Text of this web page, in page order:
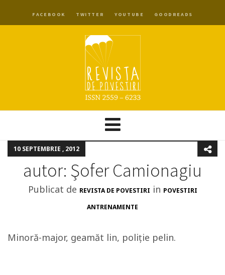
FACEBOOK TWITTER YOUTUBE GOODREADS
10 SEPTEMBRIE , 2012
autor: Şofer Camionagiu
Publicat de REVISTA DE POVESTIRI in POVESTIRI
ANTRENAMENTE
Minoră-major, geamăt lin, poliţie pelin.